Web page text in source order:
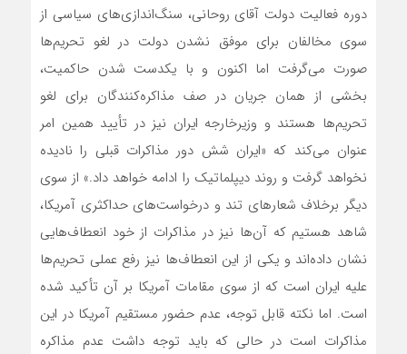
دوره فعاليت دولت آقاي روحاني، سنگ‌اندازي‌هاي سياسي از
سوي مخالفان براي موفق نشدن دولت در لغو تحريم‌ها
صورت مي‌گرفت اما اکنون و با يکدست شدن حاکميت،
بخشي از همان جريان در صف مذاکره‌کنندگان براي لغو
تحريم‌ها هستند و وزيرخارجه ايران نيز در تأييد همين امر
عنوان مي‌کند که «ايران شش دور مذاکرات قبلي را ناديده
نخواهد گرفت و روند ديپلماتيک را ادامه خواهد داد.» از سوي
ديگر برخلاف شعارهاي تند و درخواست‌هاي حداکثري آمريکا،
شاهد هستيم که آن‌ها نيز در مذاکرات از خود انعطاف‌هايي
نشان داده‌اند و يکي از اين انعطاف‌ها نيز رفع عملي تحريم‌ها
عليه ايران است که از سوي مقامات آمريکا بر آن تأکيد شده
‌است. اما نکته قابل توجه، عدم حضور مستقيم آمريکا در اين
مذاکرات است در حالي که بايد توجه داشت عدم مذاکره